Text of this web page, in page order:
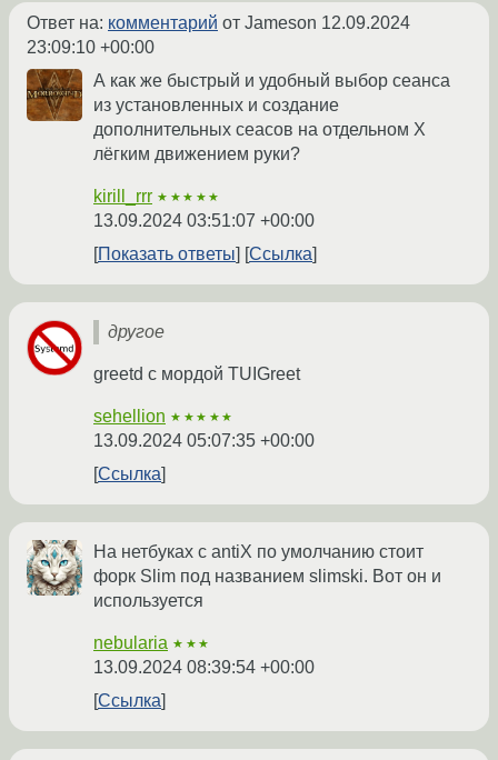
Ответ на: комментарий от Jameson 12.09.2024
23:09:10 +00:00
А как же быстрый и удобный выбор сеанса
из установленных и создание
дополнительных сеасов на отдельном Х
лёгким движением руки?
kirill_rrr ★★★★★
13.09.2024 03:51:07 +00:00
Показать ответы
Ссылка
другое
greetd с мордой TUIGreet
sehellion ★★★★★
13.09.2024 05:07:35 +00:00
Ссылка
На нетбуках с antiX по умолчанию стоит
форк Slim под названием slimski. Вот он и
используется
nebularia ★★★
13.09.2024 08:39:54 +00:00
Ссылка